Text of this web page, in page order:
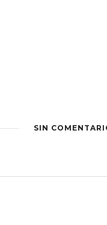
SIN